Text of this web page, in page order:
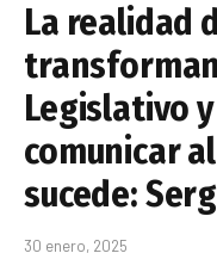
La realidad
Legislativo
comunicar
sucede:
30 enero, 2025